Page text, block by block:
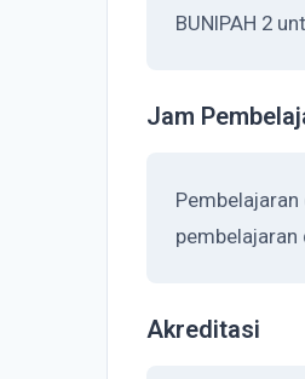
BUNIPAH 2
Jam
Pembelajaran
pembelajaran
Akreditasi